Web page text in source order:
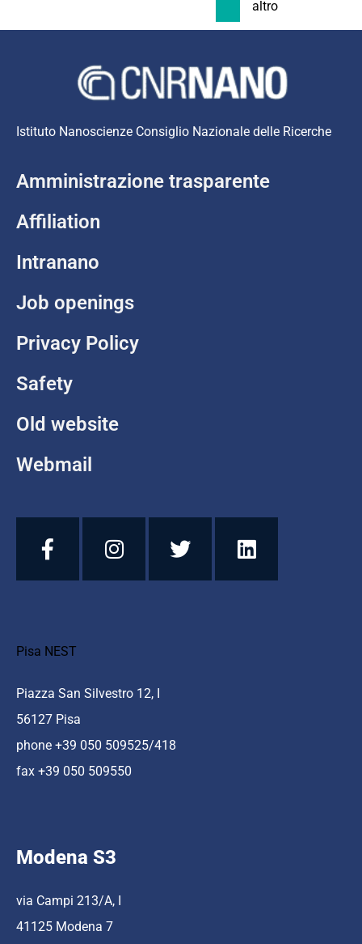
altro
Istituto Nanoscienze Consiglio Nazionale delle Ricerche
Amministrazione trasparente
Affiliation
Intranano
Job openings
Privacy Policy
Safety
Old website
Webmail
Pisa NEST
Piazza San Silvestro 12, I
56127 Pisa
phone +39 050 509525/418
fax +39 050 509550
Modena S3
via Campi 213/A, I
41125 Modena 7